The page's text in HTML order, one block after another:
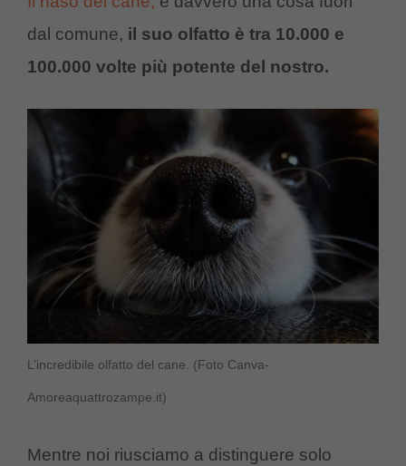
dal comune, il suo olfatto è tra 10.000 e
100.000 volte più potente del nostro.
L’incredibile olfatto del cane. (Foto Canva-
Amoreaquattrozampe.it)
Mentre noi riusciamo a distinguere solo